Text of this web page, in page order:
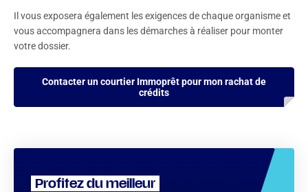
Il vous exposera également les exigences de chaque organisme et
vous accompagnera dans les démarches à réaliser pour monter
votre dossier.
Contacter un courtier Immoprêt pour mon rachat de
crédits
Profitez du meilleur